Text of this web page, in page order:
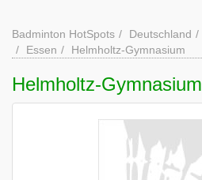
Badminton HotSpots Deutschland
Essen
Helmholtz-Gymnasium
Helmholtz-Gymnasium